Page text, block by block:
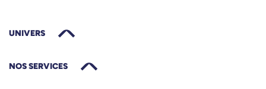
UNIVERS
NOS SERVICES